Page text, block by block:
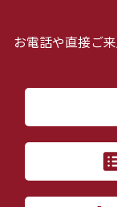
お電話や直接ご